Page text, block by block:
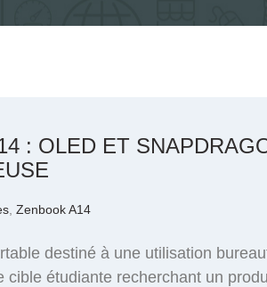
: OLED ET
Zenbook A14
destiné à une utilisation
cible étudiante recherchant un